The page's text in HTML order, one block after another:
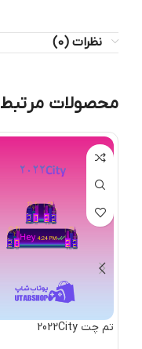
نظرات (0)
محصولات مرتبط
تم چت 2022City